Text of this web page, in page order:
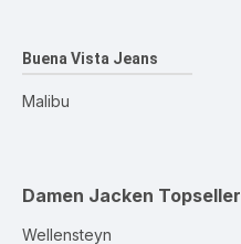
Buena Vista Jeans
Malibu
Damen Jacken Topseller
Wellensteyn